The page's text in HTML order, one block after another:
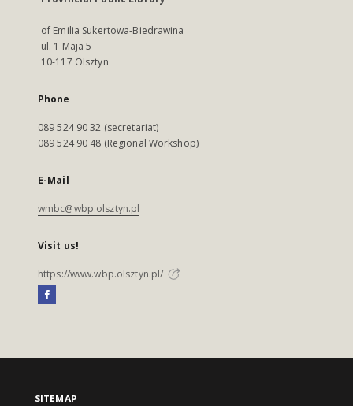
of Emilia Sukertowa-Biedrawina
ul. 1 Maja 5
10-117 Olsztyn
Phone
089 524 90 32 (secretariat)
089 524 90 48 (Regional Workshop)
E-Mail
wmbc@wbp.olsztyn.pl
Visit us!
https://www.wbp.olsztyn.pl/
SITEMAP